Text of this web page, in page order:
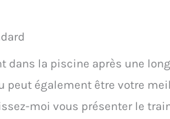
dans la piscine après une
peut également être votre
moi vous présenter le